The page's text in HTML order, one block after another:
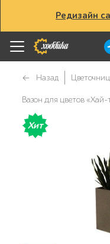
Редизайн
Назад
Вазон для цветов
Хит